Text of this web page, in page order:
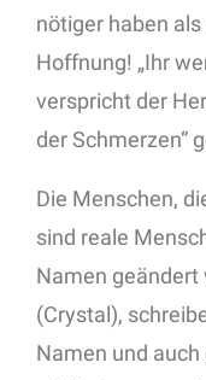
nötiger haben
Hoffnung! „Ihr
verspricht der
der Schmerzen“
Die Menschen,
sind reale
Namen geändert
(Crystal),
Namen und